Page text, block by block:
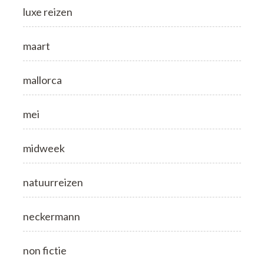
luxe reizen
maart
mallorca
mei
midweek
natuurreizen
neckermann
non fictie